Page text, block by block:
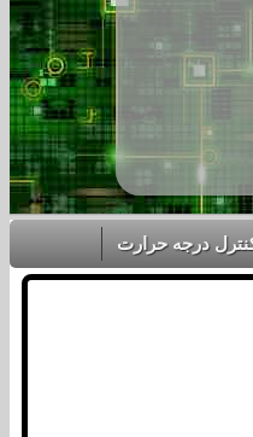
درجه حرارت